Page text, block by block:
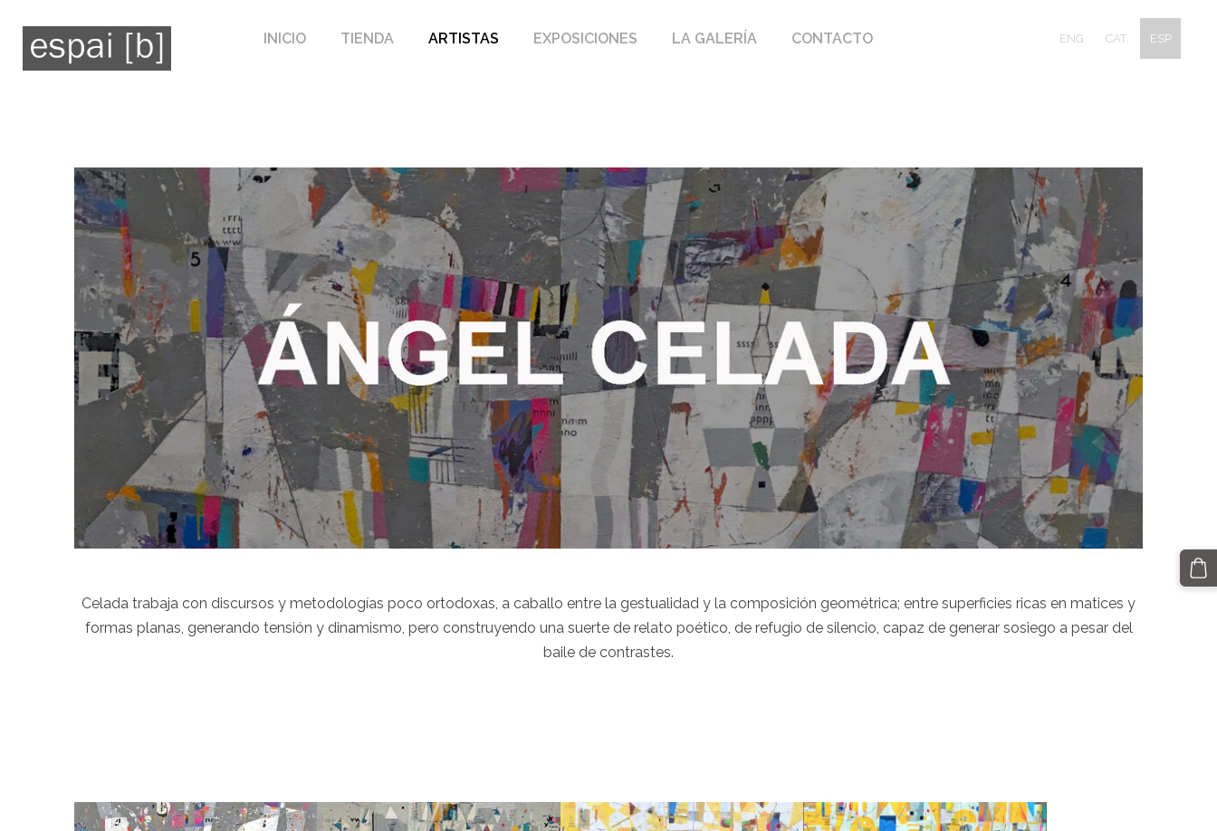
INICIO TIENDA ARTISTAS EXPOSICIONES LA GALERÍA CONTACTO ENG CAT ESP
Celada trabaja con discursos y metodologías poco ortodoxas, a caballo entre la gestualidad y la composición geométrica; entre superficies ricas en matices y
formas planas, generando tensión y dinamismo, pero construyendo una suerte de relato poético, de refugio de silencio, capaz de generar sosiego a pesar del
baile de contrastes.